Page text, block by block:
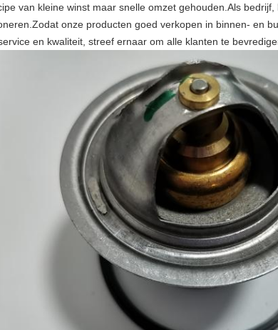
van kleine winst maar snelle omzet gehouden.Als
onze producten goed verkopen in binnen- en
en kwaliteit, streef ernaar om alle klanten te